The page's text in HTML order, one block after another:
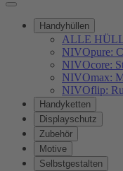
Handyhüllen
ALLE
NIVOpure:
NIVOcore:
NIVOmax:
NIVOflip:
Handyketten
Displayschutz
Zubehör
Motive
Selbstgestalten